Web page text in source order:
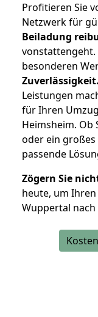
Profitieren Sie
Netzwerk für
Beiladung
vonstattengeht.
besonderen
Zuverlässigkeit.
Leistungen
für Ihren
Heimsheim. Ob
oder ein
passende
Zögern Sie
heute, um
Wuppertal